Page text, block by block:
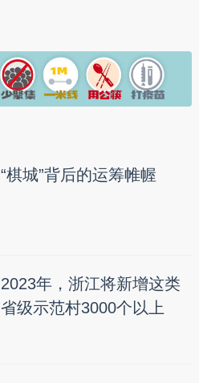
“棋城”背后的运筹帷幄
2023年，浙江将新增这类
省级示范村3000个以上